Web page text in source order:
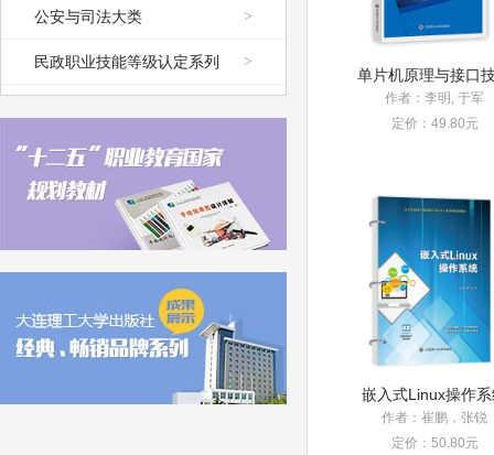
公安与司法大类 >
民政职业技能等级认定系列 >
作者：李明, 于军
定价：49.80元
嵌入式Linux操作
作者：崔鹏，张锐
定价：50.80元